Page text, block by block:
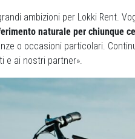
ambizioni per Lokki Rent.
naturale per chiunque
o occasioni particolari.
e ai nostri partner».